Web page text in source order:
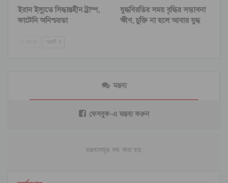
ইরান ইস্যুতে সিদ্ধান্তহীন ট্রাম্প,
কাটেনি অনিশ্চয়তা
যুদ্ধবিরতির সময় বৃদ্ধির সম্ভাবনা
ক্ষীণ, চুক্তি না হলে আবার যুদ্ধ
পরবর্তী
মন্তব্য
ফেসবুক-এ মন্তব্য করুন
মন্তব্যসমূহ বন্ধ করা হয়.